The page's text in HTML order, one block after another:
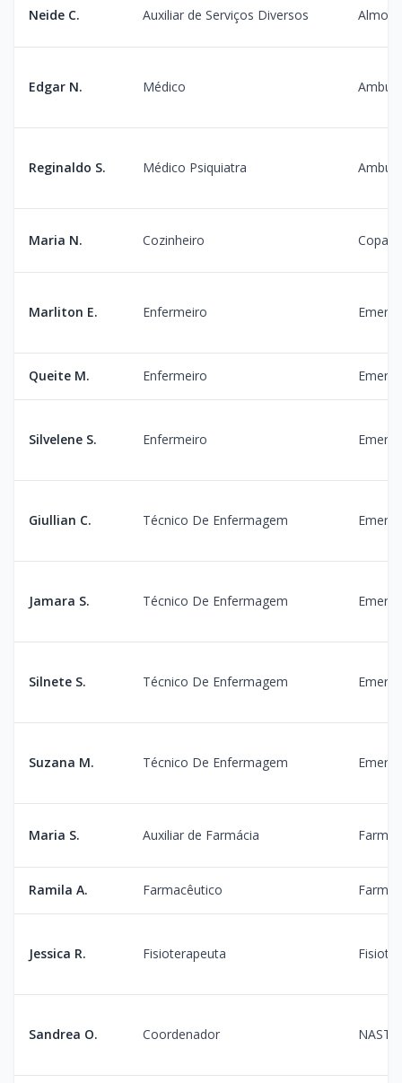
Neide C. Auxiliar de Serviços Diversos
Edgar N. Médico
Reginaldo S. Médico Psiquiatra
Maria N. Cozinheiro Copa
Marliton E. Enfermeiro
Queite M. Enfermeiro
Silvelene S. Enfermeiro
Giullian C. Técnico De Enfermagem
Jamara S. Técnico De Enfermagem
Silnete S. Técnico De Enfermagem
Suzana M. Técnico De Enfermagem
Maria S. Auxiliar de Farmácia
Ramila A. Farmacêutico
Jessica R. Fisioterapeuta
Sandrea O. Coordenador NAST